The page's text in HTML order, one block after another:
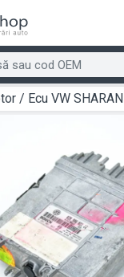
VW SHARAN (7M)